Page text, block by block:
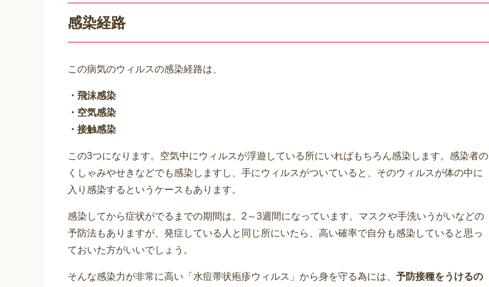
感染経路
この病気のウィルスの感染経路は、
・飛沫感染
・空気感染
・接触感染
この3つになります。空気中にウィルスが浮遊している所にいればもちろん感染します。感染者の
くしゃみやせきなどでも感染しますし、手にウィルスがついていると、そのウィルスが体の中に
入り感染するというケースもあります。
感染してから症状がでるまでの期間は、2～3週間になっています。マスクや手洗いうがいなどの
予防法もありますが、発症している人と同じ所にいたら、高い確率で自分も感染していると思っ
ておいた方がいいでしょう。
そんな感染力が非常に高い「水痘帯状疱疹ウィルス」から身を守る為には、 予防接種をうけるの